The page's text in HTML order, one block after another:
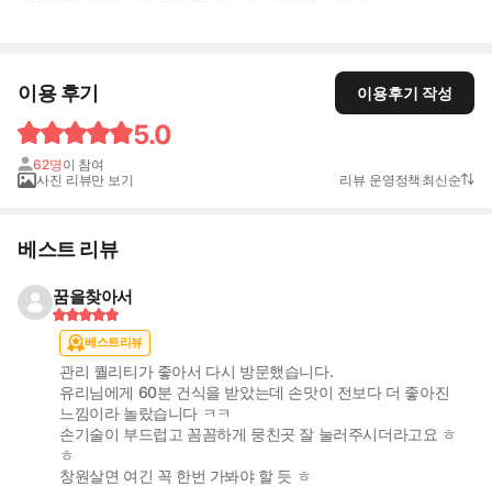
이용 후기 이용후기 작성
5.0
62명 이 참여
사진 리뷰만 보기
리뷰 운영정책 최신순
베스트 리뷰
꿈을찾아서
베스트리뷰
관리 퀄리티가 좋아서 다시 방문했습니다.
유리님에게 60분 건식을 받았는데 손맛이 전보다 더 좋아진
느낌이라 놀랐습니다 ㅋㅋ
손기술이 부드럽고 꼼꼼하게 뭉친곳 잘 눌러주시더라고요 ㅎ
ㅎ
창원살면 여긴 꼭 한번 가봐야 할 듯 ㅎ